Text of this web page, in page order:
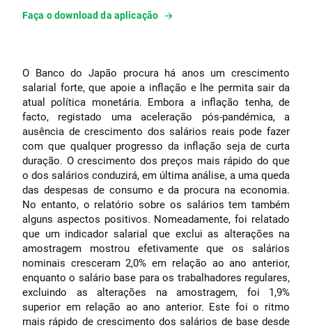
Faça o download da aplicação
O Banco do Japão procura há anos um crescimento
salarial forte, que apoie a inflação e lhe permita sair da
atual política monetária. Embora a inflação tenha, de
facto, registado uma aceleração pós-pandémica, a
ausência de crescimento dos salários reais pode fazer
com que qualquer progresso da inflação seja de curta
duração. O crescimento dos preços mais rápido do que
o dos salários conduzirá, em última análise, a uma queda
das despesas de consumo e da procura na economia.
No entanto, o relatório sobre os salários tem também
alguns aspectos positivos. Nomeadamente, foi relatado
que um indicador salarial que exclui as alterações na
amostragem mostrou efetivamente que os salários
nominais cresceram 2,0% em relação ao ano anterior,
enquanto o salário base para os trabalhadores regulares,
excluindo as alterações na amostragem, foi 1,9%
superior em relação ao ano anterior. Este foi o ritmo
mais rápido de crescimento dos salários de base desde